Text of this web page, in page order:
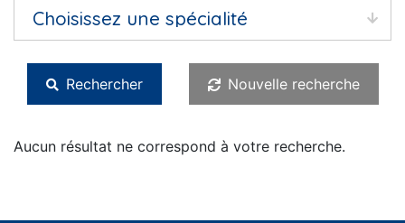
Rechercher Nouvelle recherche
Aucun résultat ne correspond à votre recherche.